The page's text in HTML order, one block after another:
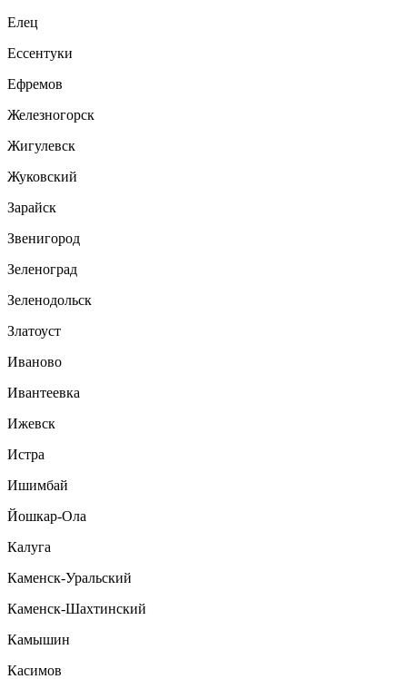
Елец
Ессентуки
Ефремов
Железногорск
Жигулевск
Жуковский
Зарайск
Звенигород
Зеленоград
Зеленодольск
Златоуст
Иваново
Ивантеевка
Ижевск
Истра
Ишимбай
Йошкар-Ола
Калуга
Каменск-Уральский
Каменск-Шахтинский
Камышин
Касимов